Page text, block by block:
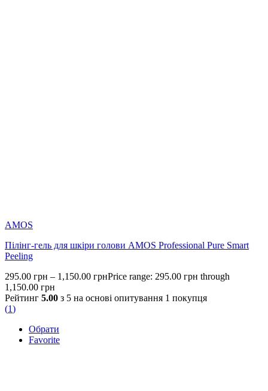
AMOS
Пілінг-гель для шкіри голови AMOS Professional Pure Smart
Peeling
295.00 грн – 1,150.00 грнPrice range: 295.00 грн through
1,150.00 грн
Рейтинг 5.00 з 5 на основі опитування 1 покупця
(1)
Обрати
Favorite